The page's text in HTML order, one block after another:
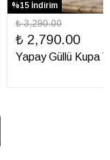
%15 İndirim
₺ 3,290.00
₺ 2,790.00
Yapay Güllü Kupa